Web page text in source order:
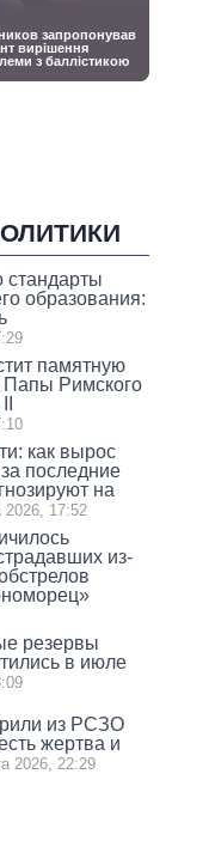
образования:
памятную
Папы Римского
как вырос
последние
на
2026, 17:52
из-
резервы
в июле
из РСЗО
жертва и
2026, 22:29